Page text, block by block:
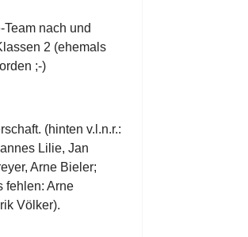
nach und
2 (ehemals
;-)
(hinten v.l.n.r.:
Lilie, Jan
Arne Bieler;
fehlen: Arne
Völker).